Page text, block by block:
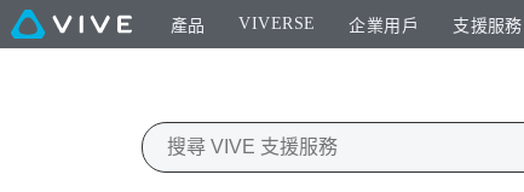
產品 VIVERSE 企業用戶 支援服務